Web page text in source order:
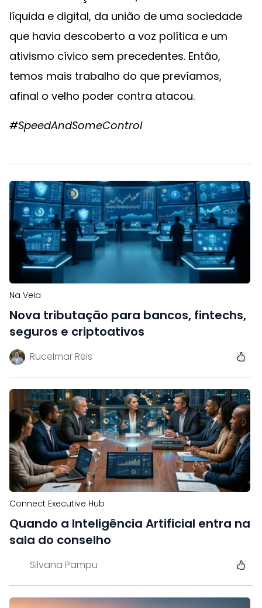
líquida e digital, da união de uma sociedade
que havia descoberto a voz política e um
ativismo cívico sem precedentes. Então,
temos mais trabalho do que prevíamos,
afinal o velho poder contra atacou.
#SpeedAndSomeControl
Na Veia
Nova tributação para bancos, fintechs,
seguros e criptoativos
Rucelmar Reis
Connect Executive Hub
Quando a Inteligência Artificial entra na
sala do conselho
Silvana Pampu